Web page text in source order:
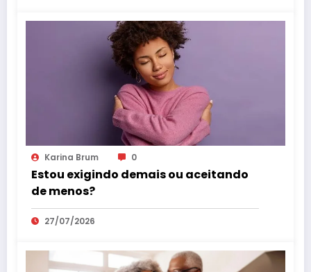
Karina Brum 0
Estou exigindo demais ou aceitando
de menos?
27/07/2026